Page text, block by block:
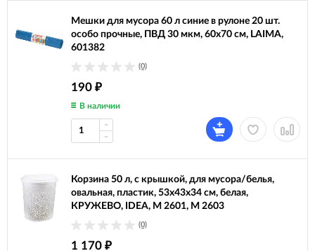
Мешки для мусора 60 л синие в рулоне 20 шт.
особо прочные, ПВД 30 мкм, 60х70 см, LAIMA,
601382
(0)
190 ₽
В наличии
Корзина 50 л, с крышкой, для мусора/белья,
овальная, пластик, 53х43х34 см, белая,
КРУЖЕВО, IDEA, М 2601, М 2603
(0)
1 170 ₽